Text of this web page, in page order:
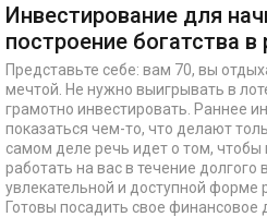
Инвестирование для
построение богатства
Представьте себе: вам 70, вы
мечтой. Не нужно выигрывать в
грамотно инвестировать. Раннее
показаться чем-то, что делают
самом деле речь идет о том,
работать на вас в течение
увлекательной и доступной форме
Готовы посадить свое финансовое